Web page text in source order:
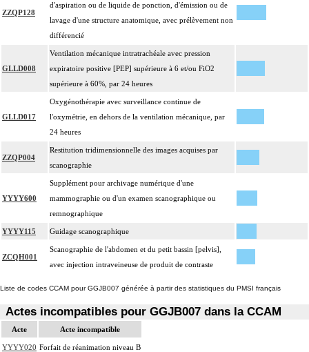
ZZQP128
d'aspiration ou de liquide de ponction, d'émission ou de
lavage d'une structure anatomique, avec prélèvement non
différencié
GLLD008
Ventilation mécanique intratrachéale avec pression
expiratoire positive [PEP] supérieure à 6 et/ou FiO2
supérieure à 60%, par 24 heures
GLLD017
Oxygénothérapie avec surveillance continue de
l'oxymétrie, en dehors de la ventilation mécanique, par
24 heures
ZZQP004
Restitution tridimensionnelle des images acquises par
scanographie
YYYY600
Supplément pour archivage numérique d'une
mammographie ou d'un examen scanographique ou
remnographique
YYYY115 Guidage scanographique
ZCQH001
Scanographie de l'abdomen et du petit bassin [pelvis],
avec injection intraveineuse de produit de contraste
Liste de codes CCAM pour GGJB007 générée à partir des statistiques du PMSI français
Actes incompatibles pour GGJB007 dans la CCAM
Acte Acte incompatible
YYYY020 Forfait de réanimation niveau B